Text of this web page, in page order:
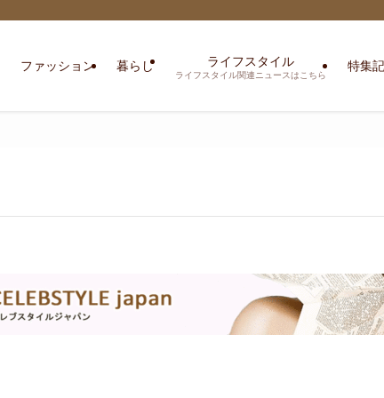
ファッション 暮らし ライフスタイル
ライフスタイル関連ニュースはこちら
特集